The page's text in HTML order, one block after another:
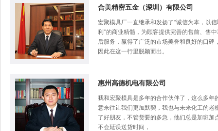
合美精密五金（深圳）有限公司
宏聚模具厂一直继承和发扬了“诚信为本，以信
利”的商业精髓，为顾客提供完善的售前、售
后服务，赢得了广泛的市场美誉和良好的口碑
因此在这一行里脱颖而出。
惠州高德机电有限公司
我和宏聚模具是多年的合作伙伴了，这么多年
意来往让我们更加默契，我也与未来化工的老
了好朋友，不管货要的多急，他们总是加班加
不会延误送货时间，